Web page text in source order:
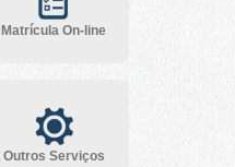
Matrícula On-line
Outros Serviços